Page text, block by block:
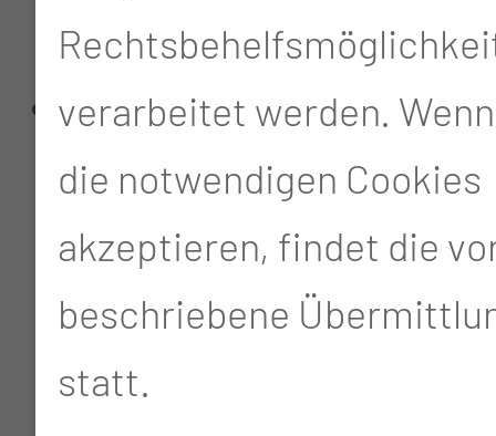
Zellzählung und –
differenzierung aus
anderen Materialien,
wie z. B. Liquor,
Bronchoalveoläre
verarbeitet werden.
die notwendigen Cookies
akzeptieren, findet die
beschriebene
statt.